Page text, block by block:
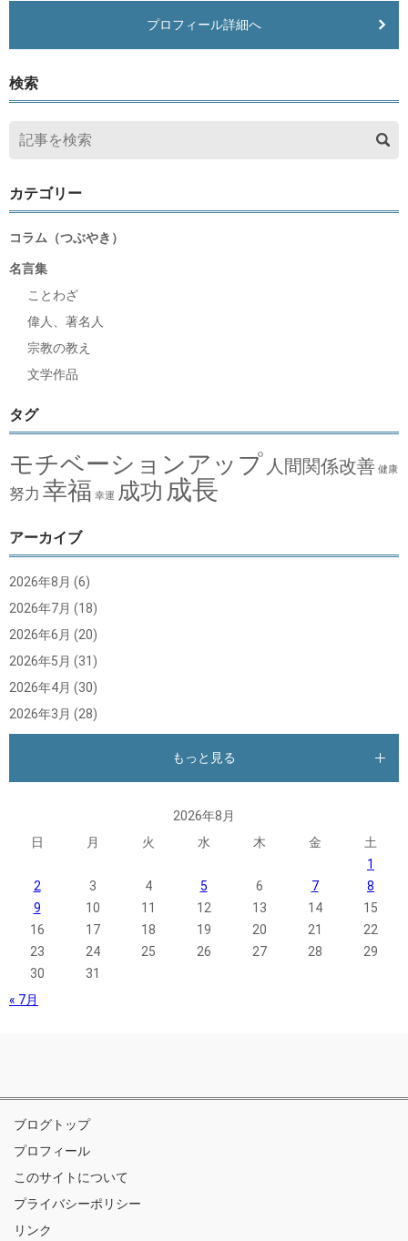
プロフィール詳細へ
検索
カテゴリー
コラム（つぶやき）
名言集
ことわざ
偉人、著名人
宗教の教え
文学作品
タグ
モチベーションアップ 人間関係改善 健康
努力 幸福 幸運 成功 成長
アーカイブ
2026年8月 (6)
2026年7月 (18)
2026年6月 (20)
2026年5月 (31)
2026年4月 (30)
2026年3月 (28)
もっと見る
2026年8月
日
月 火 水 木 金
土
1
2
3 4 5 6 7
8
9
10 11 12 13 14
15
16
17 18 19 20 21
22
23
24 25 26 27 28
29
30
31
« 7月
ブログトップ
プロフィール
このサイトについて
プライバシーポリシー
リンク